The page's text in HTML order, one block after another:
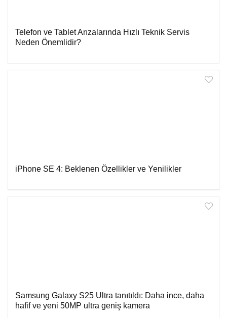
Telefon ve Tablet Arızalarında Hızlı Teknik Servis
Neden Önemlidir?
iPhone SE 4: Beklenen Özellikler ve Yenilikler
Samsung Galaxy S25 Ultra tanıtıldı: Daha ince, daha
hafif ve yeni 50MP ultra geniş kamera